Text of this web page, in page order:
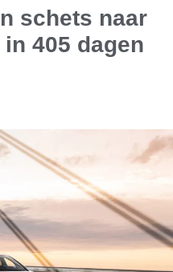
schets naar
405 dagen